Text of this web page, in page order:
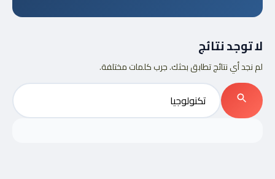
لا توجد نتائج
لم نجد أي نتائج تطابق بحثك. جرب كلمات مختلفة.
بحث